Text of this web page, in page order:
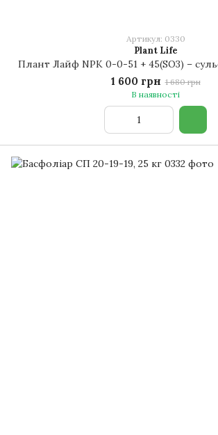
Артикул: 0330
Plant Life
Плант Лайф NPK 0-0-51 + 45(SO3) –
1 600 грн 1 680 грн
В наявності